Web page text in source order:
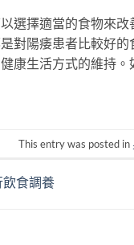
選擇適當的食物來
對陽痿患者比較好
康生活方式的維持
This entry was posted in
食調養